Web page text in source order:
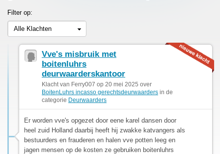
Filter op:
Alle Klachten
Vve's misbruik met
boitenluhrs
deurwaarderskantoor
Klacht van Ferry007 op 20 mei 2025 over
BoitenLuhrs incasso gerechtsdeurwaarders in de
categorie Deurwaarders
Er worden vve's opgezet door eene karel dansen door
heel zuid Holland daarbij heeft hij zwakke katvangers als
bestuurders en frauderen en halen vve potten leeg en
jagen mensen op de kosten ze gebruiken boitenluhrs